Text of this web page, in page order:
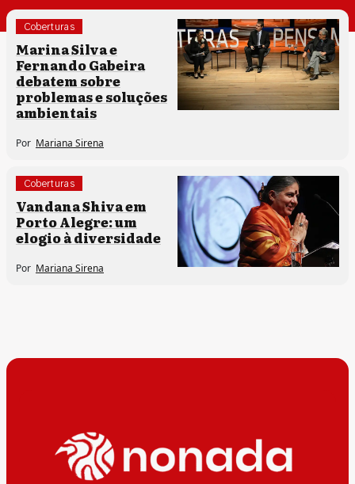
Coberturas
Direitos humanos
Marina Silva e
Fernando Gabeira
debatem sobre
problemas e soluções
ambientais
Por Mariana Sirena
Coberturas
Direitos humanos
Vandana Shiva em
Porto Alegre: um
elogio à diversidade
Por Mariana Sirena